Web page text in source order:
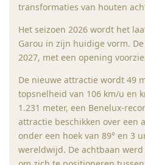
transformaties van houten
Het seizoen 2026 wordt het
Garou in zijn huidige vorm.
2027, met een opening
De nieuwe attractie wordt 49
topsnelheid van 106 km/u en
1.231 meter, een Benelux-
attractie beschikken over een
onder een hoek van 89° en 3
wereldwijd. De achtbaan